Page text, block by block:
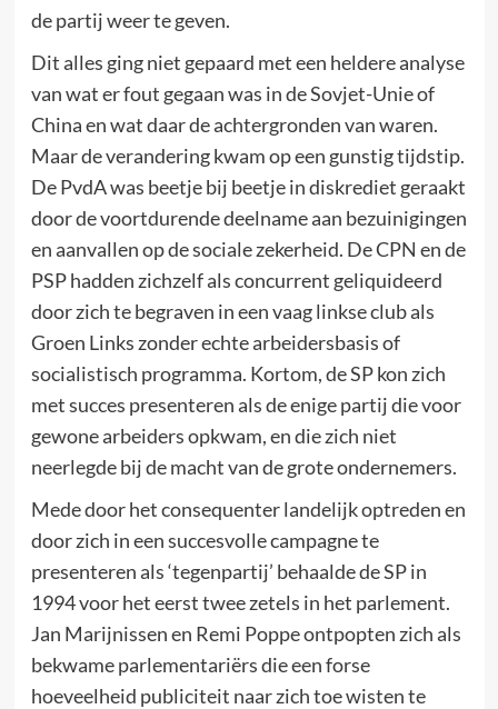
de partij weer te geven.
Dit alles ging niet gepaard met een heldere analyse
van wat er fout gegaan was in de Sovjet-Unie of
China en wat daar de achtergronden van waren.
Maar de verandering kwam op een gunstig tijdstip.
De PvdA was beetje bij beetje in diskrediet geraakt
door de voortdurende deelname aan bezuinigingen
en aanvallen op de sociale zekerheid. De CPN en de
PSP hadden zichzelf als concurrent geliquideerd
door zich te begraven in een vaag linkse club als
Groen Links zonder echte arbeidersbasis of
socialistisch programma. Kortom, de SP kon zich
met succes presenteren als de enige partij die voor
gewone arbeiders opkwam, en die zich niet
neerlegde bij de macht van de grote ondernemers.
Mede door het consequenter landelijk optreden en
door zich in een succesvolle campagne te
presenteren als ‘tegenpartij’ behaalde de SP in
1994 voor het eerst twee zetels in het parlement.
Jan Marijnissen en Remi Poppe ontpopten zich als
bekwame parlementariërs die een forse
hoeveelheid publiciteit naar zich toe wisten te